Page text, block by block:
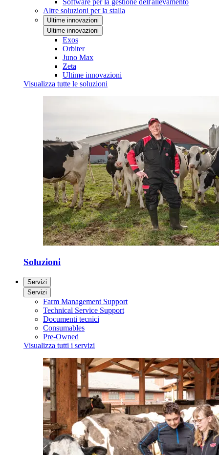
Software per la gestione dell'allevamento
Altre soluzioni per la stalla
Ultime innovazioni
Ultime innovazioni
Exos
Orbiter
Juno Max
Zeta
Ultime innovazioni
Visualizza tutte le soluzioni
Soluzioni
Servizi
Servizi
Farm Management Support
Technical Service Support
Documenti tecnici
Consumables
Pre-Owned
Visualizza tutti i servizi